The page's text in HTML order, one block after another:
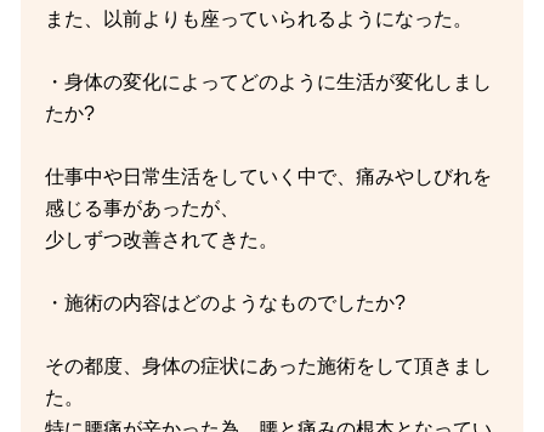
また、以前よりも座っていられるようになった。
・身体の変化によってどのように生活が変化しまし
たか?
仕事中や日常生活をしていく中で、痛みやしびれを
感じる事があったが、
少しずつ改善されてきた。
・施術の内容はどのようなものでしたか?
その都度、身体の症状にあった施術をして頂きまし
た。